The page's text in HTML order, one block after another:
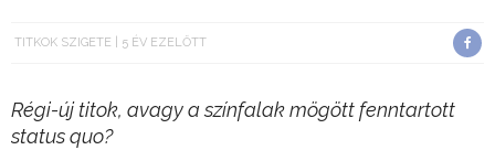
TITKOK SZIGETE 5 ÉV EZELŐTT
Régi-új titok, avagy a színfalak mögött fenntartott
status quo?